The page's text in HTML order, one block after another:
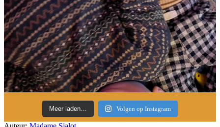
Meer laden… Volgen op Instagram